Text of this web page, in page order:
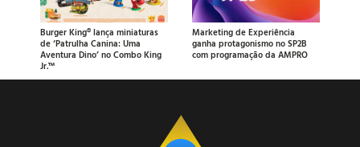
Burger King® lança miniaturas
de ‘Patrulha Canina: Uma
Aventura Dino’ no Combo King
Jr.™
Marketing de Experiência
ganha protagonismo no SP2B
com programação da AMPRO